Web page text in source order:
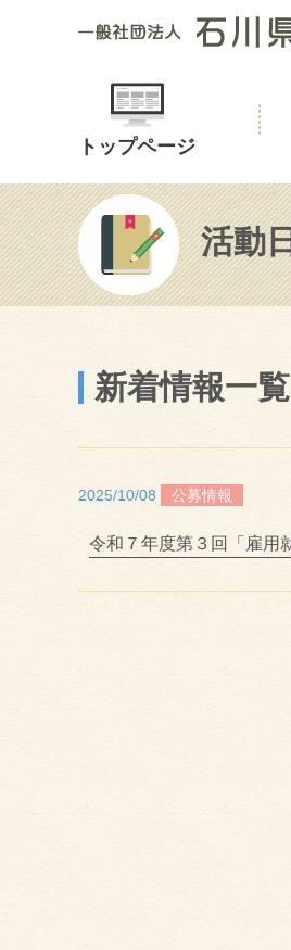
トップページ
活動
新着情報一覧
2025/10/08 公募情報
令和７年度第３回「雇用